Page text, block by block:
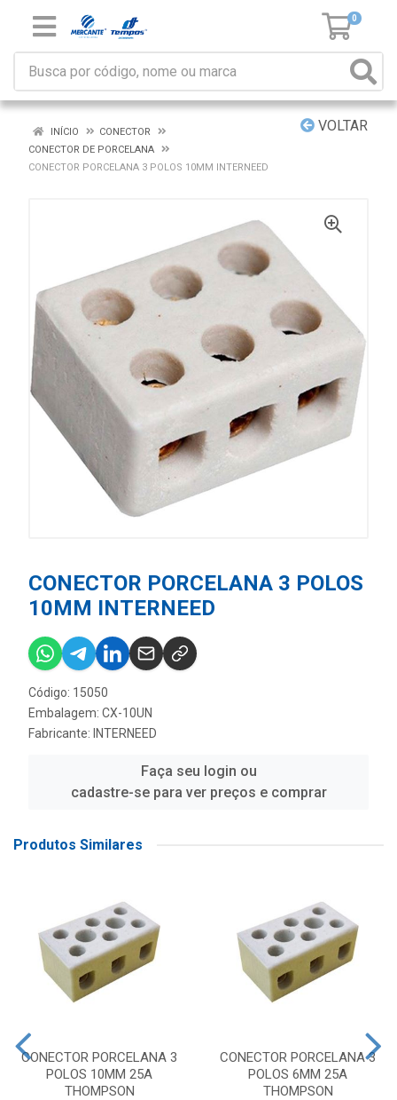
0
VOLTAR
INÍCIO
CONECTOR
CONECTOR DE PORCELANA
CONECTOR PORCELANA 3 POLOS 10MM INTERNEED
CONECTOR PORCELANA 3 POLOS
10MM INTERNEED
Código: 15050
Embalagem: CX-10UN
Fabricante: INTERNEED
Faça seu login ou
cadastre-se para ver preços e comprar
Produtos Similares
CONECTOR PORCELANA 3
POLOS 10MM 25A
THOMPSON
CONECTOR PORCELANA 3
POLOS 6MM 25A
THOMPSON